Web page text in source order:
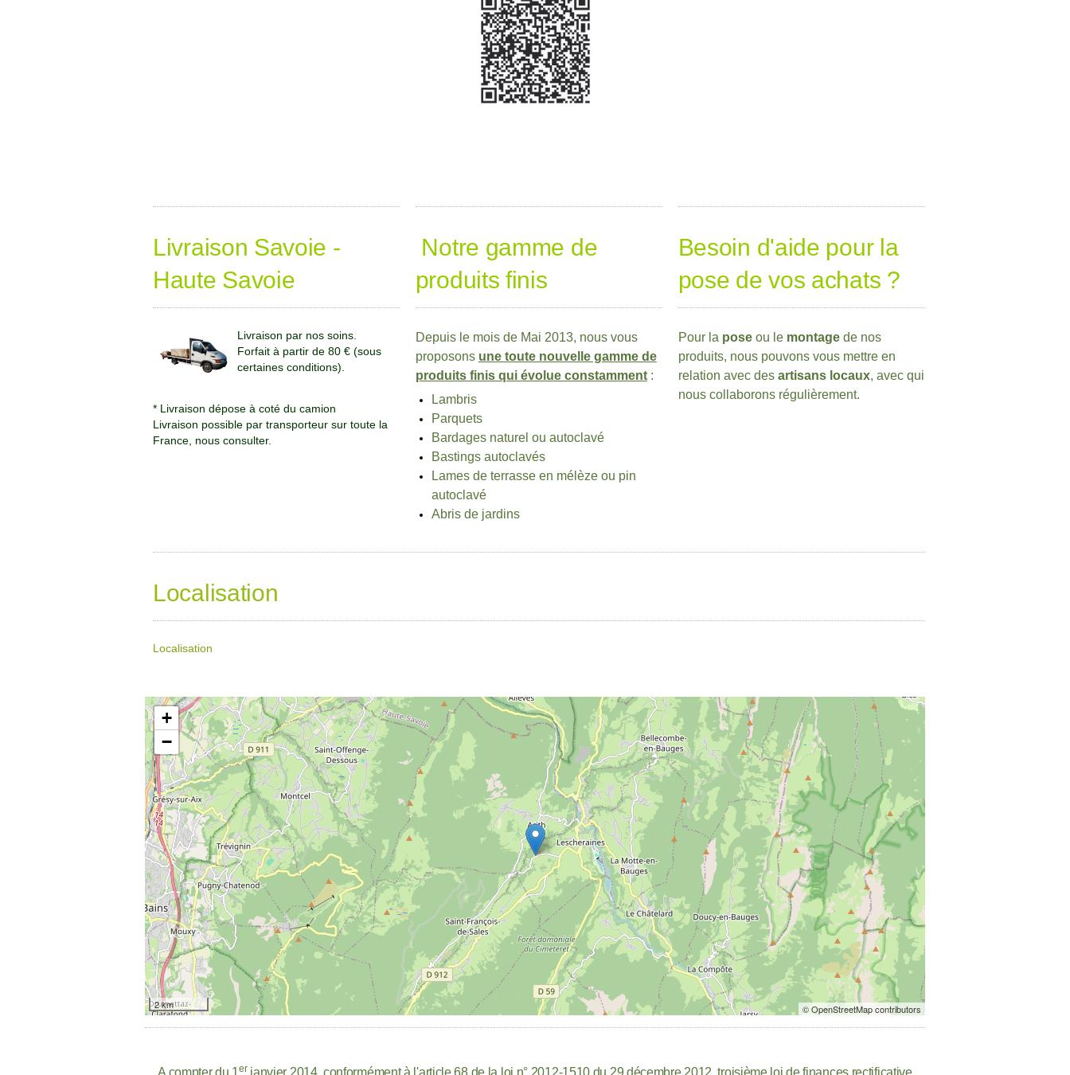
Livraison Savoie -
Haute Savoie
Livraison par nos soins.
Forfait à partir de 80 € (sous
certaines conditions).
* Livraison dépose à coté du camion
Livraison possible par transporteur sur toute la
France, nous consulter.
Besoin d'aide pour la
pose de vos achats ?
Pour la poseou le montagede nos
produits, nous pouvons vous mettre en
relation avec des artisans locaux, avec qui
nous collaborons régulièrement.
Notre gamme de
produits finis
Depuis le mois de Mai 2013, nous vous
proposons une toute nouvelle gamme de
produits finis qui évolue constamment:
Lambris
Parquets
Bardages naturel ou autoclavé
Bastings autoclavés
Lames de terrasse en mélèze ou pin
autoclavé
Abris de jardins
Localisation
Localisation
+
−
2 km © OpenStreetMap contributors
er